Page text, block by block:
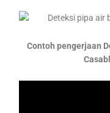
Contoh pengerjaan